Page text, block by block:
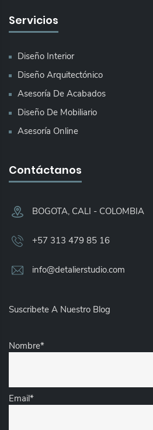
Servicios
Diseño Interior
Diseño Arquitectónico
Asesoría De Acabados
Diseño De Mobiliario
Asesoría Online
Contáctanos
BOGOTA, CALI - COLOMBIA​
+57 313 479 85 16
info@detalierstudio.com
Suscribete A Nuestro Blog
Nombre*
Email*